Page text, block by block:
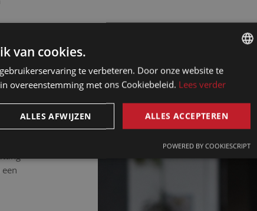
FRENCH
ENGLISH
van cookies.
te verbeteren. Door onze website te
overeenstemming met ons Cookiebeleid. Lees verder
ALLES ACCEPTEREN
ALLES AFWIJZEN
POWERED BY COOKIESCRIPT